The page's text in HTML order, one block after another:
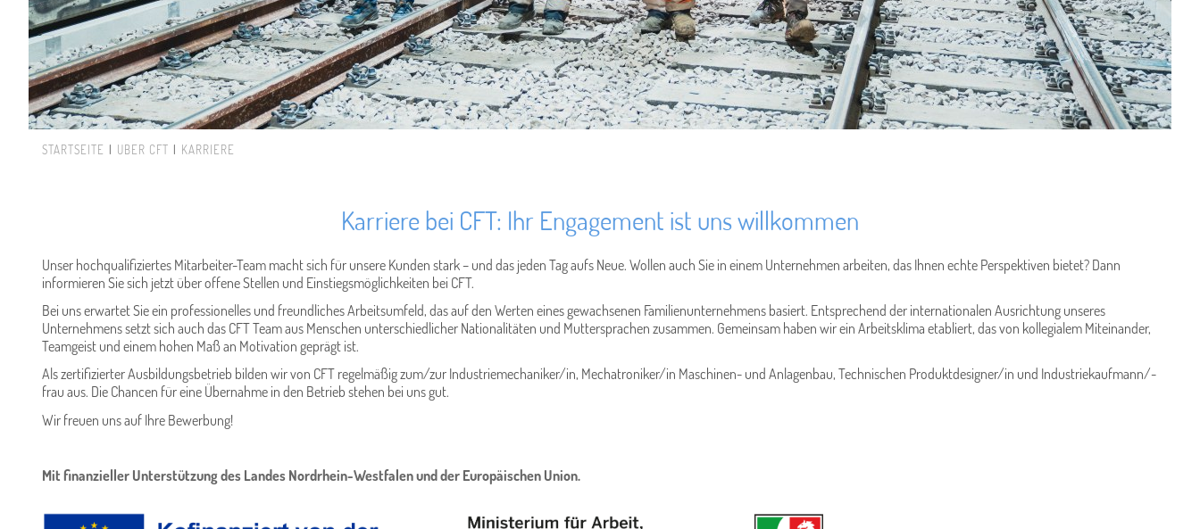
STARTSEITE ÜBER CFT KARRIERE
Karriere bei CFT: Ihr Engagement ist uns willkommen
Unser hochqualifiziertes Mitarbeiter-Team macht sich für unsere Kunden stark – und das jeden Tag aufs Neue. Wollen auch Sie in einem Unternehmen arbeiten, das Ihnen echte Perspektiven bietet? Dann
informieren Sie sich jetzt über offene Stellen und Einstiegsmöglichkeiten bei CFT.
Bei uns erwartet Sie ein professionelles und freundliches Arbeitsumfeld, das auf den Werten eines gewachsenen Familienunternehmens basiert. Entsprechend der internationalen Ausrichtung unseres
Unternehmens setzt sich auch das CFT Team aus Menschen unterschiedlicher Nationalitäten und Muttersprachen zusammen. Gemeinsam haben wir ein Arbeitsklima etabliert, das von kollegialem Miteinander,
Teamgeist und einem hohen Maß an Motivation geprägt ist.
Als zertifizierter Ausbildungsbetrieb bilden wir von CFT regelmäßig zum/zur Industriemechaniker/in, Mechatroniker/in Maschinen- und Anlagenbau, Technischen Produktdesigner/in und Industriekaufmann/-
frau aus. Die Chancen für eine Übernahme in den Betrieb stehen bei uns gut.
Wir freuen uns auf Ihre Bewerbung!
Mit finanzieller Unterstützung des Landes Nordrhein-Westfalen und der Europäischen Union.